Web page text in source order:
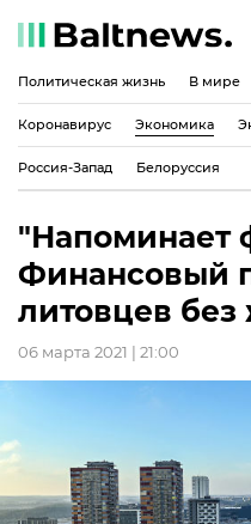
Политическая жизнь В мире
Коронавирус Экономика
Россия-Запад Белоруссия
"Напоминает
Финансовый
литовцев без
06 марта 2021 | 21:00